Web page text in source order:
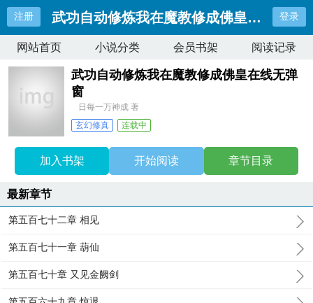
注册 武功自动修炼我在魔教修成佛皇在线无弹
登录
网站首页 小说分类 会员书架 阅读记录
武功自动修炼我在魔教修成佛皇在线无弹
窗
日每一万神成 著
玄幻修真
连载中
更新时间：
2024-02-05 09:15:43
加入书架 开始阅读 章节目录
最新章节
第五百七十二章 相见
第五百七十一章 葫仙
第五百七十章 又见金阙剑